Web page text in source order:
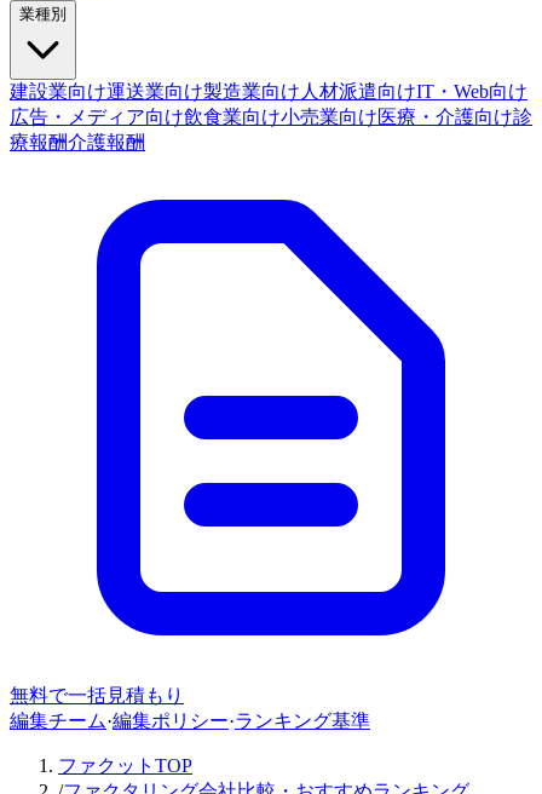
業種別
建設業向け運送業向け製造業向け 人材派遣向けIT・Web向け
広告・メディア向け飲食業向け小売業向け医療・介護向け診
療報酬介護報酬
無料で一括見積もり
編集チーム·編集ポリシー·ランキング基準
ファクットTOP